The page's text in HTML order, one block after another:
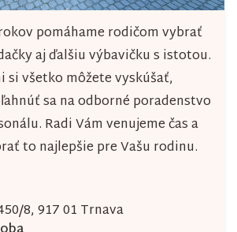
pomáhame rodičom vybrať
aj ďalšiu výbavičku s istotou.
si všetko môžete vyskúšať,
sa na odborné poradenstvo
Radi Vám venujeme čas a
to najlepšie pre Vašu rodinu.
8, 917 01 Trnava